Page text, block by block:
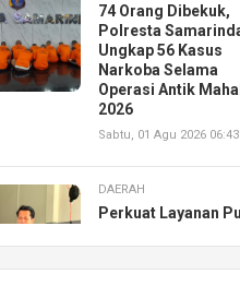
74 Orang Dibekuk,
Polresta
Ungkap 56 Kasus
Narkoba Selama
Operasi Antik
2026
Sabtu, 01 Agu 2026 06:43
DAERAH
Perkuat Layanan
Resmikan AHASS